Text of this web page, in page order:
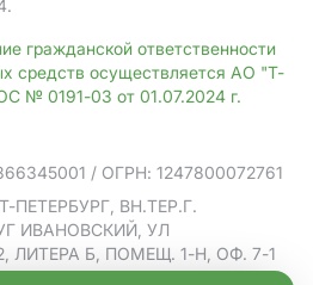
гражданской ответственности
средств осуществляется АО "Т-
№ 0191-03 от 01.07.2024 г.
/ ОГРН: 1247800072761
ПЕТЕРБУРГ, ВН.ТЕР.Г.
ИВАНОВСКИЙ, УЛ
ЛИТЕРА Б, ПОМЕЩ. 1-Н, ОФ. 7-1